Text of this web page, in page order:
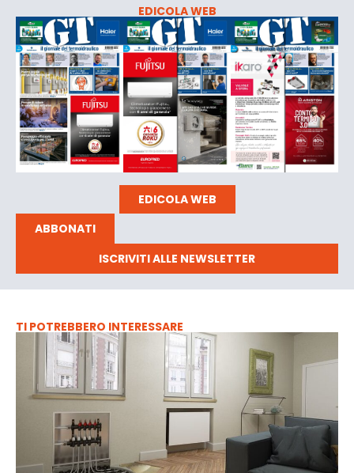
EDICOLA WEB
EDICOLA WEB
ABBONATI
ISCRIVITI ALLE NEWSLETTER
TI POTREBBERO INTERESSARE